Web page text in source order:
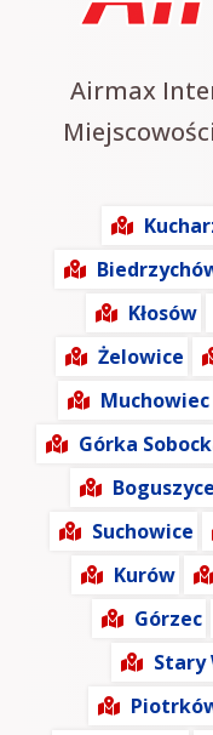
Airmax
Kłosów
Żelowice
Muchowiec
Górka
Boguszyce
Suchowice
Kurów
Górzec
Stary